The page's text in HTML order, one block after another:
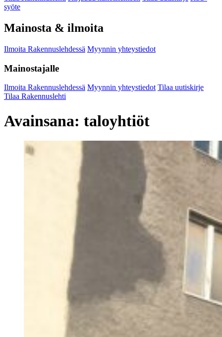
syöte
Mainosta & ilmoita
Ilmoita Rakennuslehdessä Myynnin yhteystiedot
Mainostajalle
Ilmoita Rakennuslehdessä Myynnin yhteystiedot Tilaa uutiskirje
Tilaa Rakennuslehti
Avainsana: taloyhtiöt